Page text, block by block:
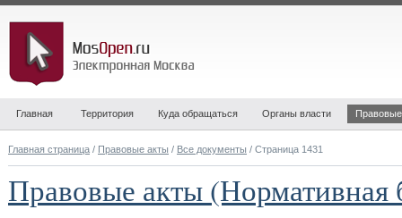
Главная Территория Куда обращаться Органы власти
Главная страница / Правовые акты / Все документы / Страница 1431
Правовые акты (Нормативная